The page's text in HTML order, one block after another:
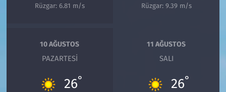
Rüzgar: 6.81 m/s
Rüzgar: 9.39 m/s
10 AĞUSTOS
PAZARTESI
26°
11 AĞUSTOS
SALI
26°